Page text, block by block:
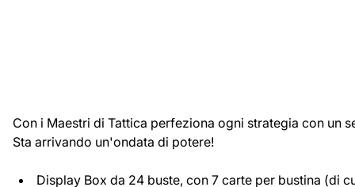
Con i Maestri di Tattica perfeziona ogni strategia con un
Sta arrivando un'ondata di potere!
Display Box da 24 buste, con 7 carte per bustina (di